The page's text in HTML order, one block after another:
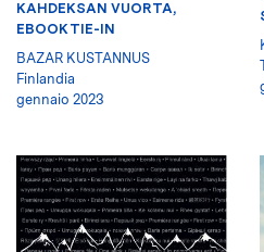
KAHDEKSAN VUORTA,
EBOOK TIE-IN
BAZAR KUSTANNUS
Finlandia
gennaio 2023